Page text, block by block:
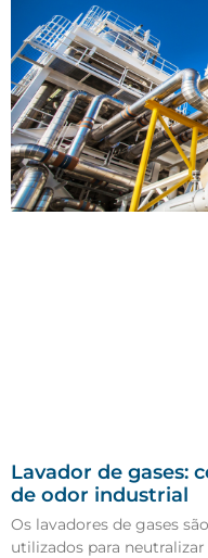
Lavador de gases:
de odor industrial
Os lavadores de gases
utilizados para neutralizar